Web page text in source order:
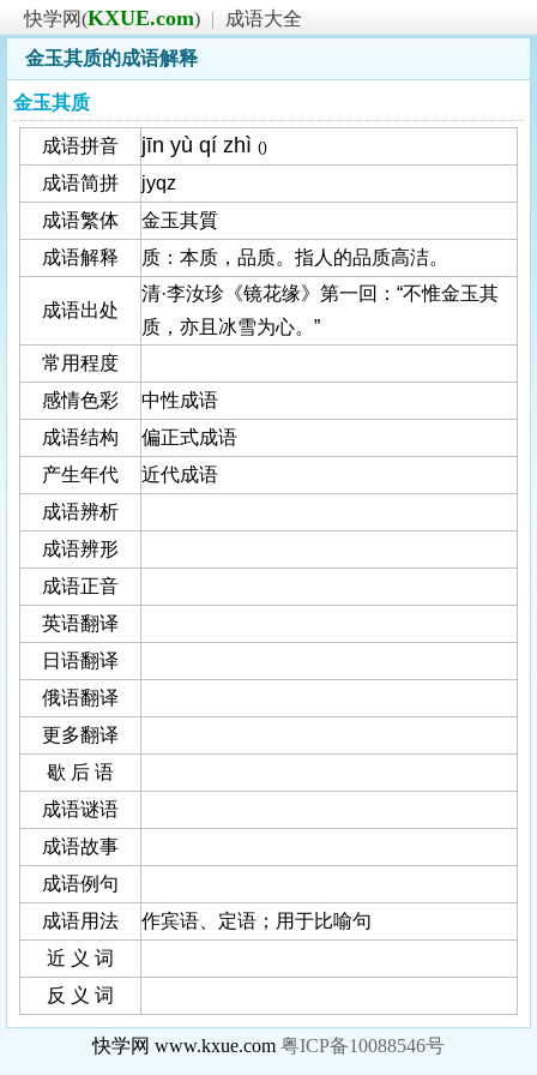
快学网(KXUE.com) |
成语大全
金玉其质的成语解释
金玉其质
成语拼音 jīn yù qí zhì ()
成语简拼
jyqz
成语繁体
金玉其質
成语解释
质：本质，品质。指人的品质高洁。
成语出处
清·李汝珍《镜花缘》第一回：“不惟金玉其
质，亦且冰雪为心。”
常用程度
感情色彩
中性成语
成语结构
偏正式成语
产生年代
近代成语
成语辨析
成语辨形
成语正音
英语翻译
日语翻译
俄语翻译
更多翻译
歇 后 语
成语谜语
成语故事
成语例句
成语用法
作宾语、定语；用于比喻句
近 义 词
反 义 词
快学网 www.kxue.com 粤ICP备10088546号